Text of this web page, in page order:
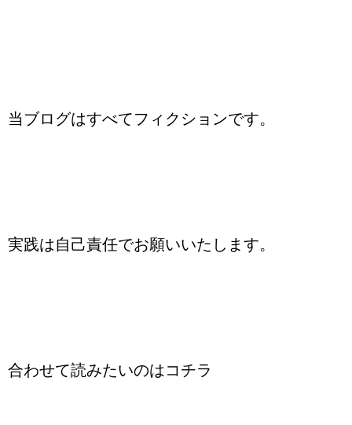
当ブログはすべてフィクションです。
実践は自己責任でお願いいたします。
合わせて読みたいのはコチラ